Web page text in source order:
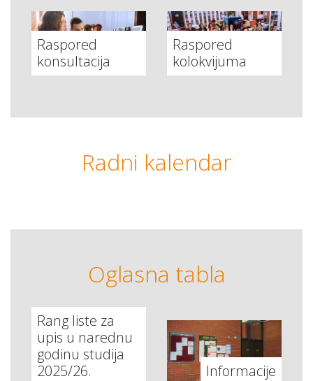
Raspored
konsultacija
Raspored
kolokvijuma
Radni kalendar
Oglasna tabla
Rang liste za
upis u narednu
godinu studija
2025/26.
Informacije